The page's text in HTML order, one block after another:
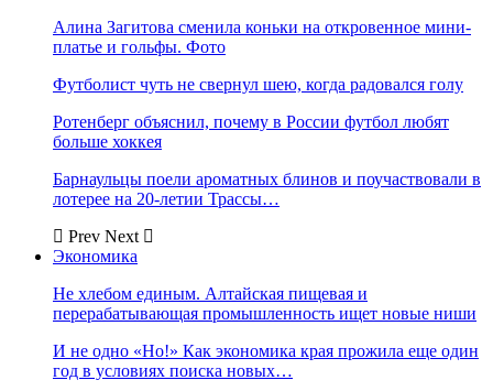
Алина Загитова сменила коньки на откровенное мини-
платье и гольфы. Фото
Футболист чуть не свернул шею, когда радовался голу
Ротенберг объяснил, почему в России футбол любят
больше хоккея
Барнаульцы поели ароматных блинов и поучаствовали в
лотерее на 20-летии Трассы…
Prev Next
Экономика
Не хлебом единым. Алтайская пищевая и
перерабатывающая промышленность ищет новые ниши
И не одно «Но!» Как экономика края прожила еще один
год в условиях поиска новых…